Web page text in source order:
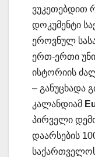
ვუკეთებდით
დოკუმენტი
ეროვნულ
ერთ-ერთი
ისტორიის
– განუცხადა
კალანდიამ
პირველი
დაარსების